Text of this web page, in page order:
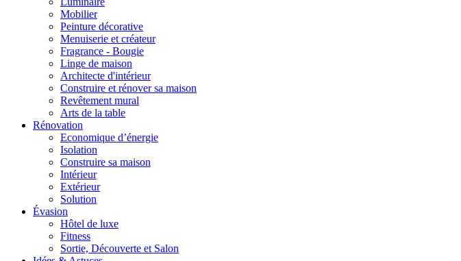
Mobilier
Peinture décorative
Menuiserie et créateur
Fragrance - Bougie
Linge de maison
Architecte d'intérieur
Construire et rénover sa maison
Revêtement mural
Arts de la table
Rénovation
Economique d’énergie
Isolation
Construire sa maison
Intérieur
Extérieur
Solution
Évasion
Hôtel de luxe
Fitness
Sortie, Découverte et Salon